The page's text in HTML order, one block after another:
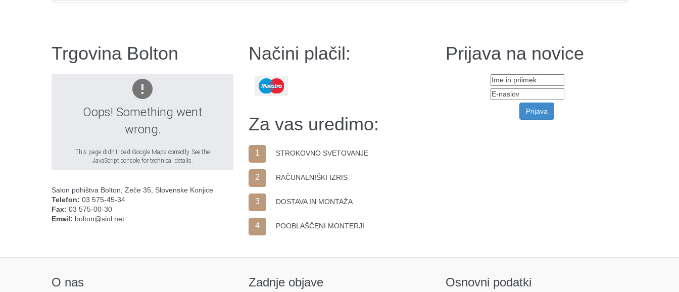
Trgovina Bolton
Oops! Something went
wrong.
This page didn't load Google Maps correctly. See the
JavaScript console for technical details.
Salon pohištva Bolton, Zeče 35, Slovenske Konjice
Telefon: 03 575-45-34
Fax: 03 575-00-30
Email: bolton@siol.net
Načini plačil:
Za vas uredimo:
1 STROKOVNO SVETOVANJE
2 RAČUNALNIŠKI IZRIS
3 DOSTAVA IN MONTAŽA
4 POOBLAŠČENI MONTERJI
Prijava na novice
O nas Zadnje objave Osnovni podatki